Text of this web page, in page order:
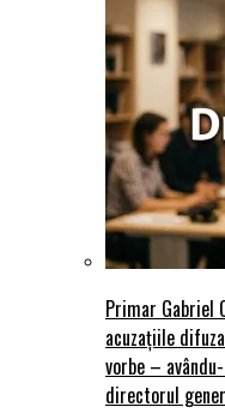
Primar Gabriel
acuzațiile
vorbe –
directorul